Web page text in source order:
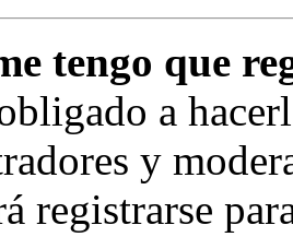
tengo que
a
y
registrarse